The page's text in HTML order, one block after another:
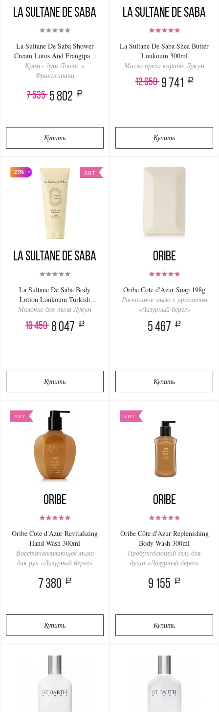
La Sultanе De Saba
La Sultane De Saba Shower
Cream Lotos And Frangipani
Flowers 200ml
Крем - душ Лотос и
Франжипани
7 535 5 802 a
Купить
La Sultanе De Saba
La Sultane De Saba Shea Butter
Loukoum 300ml
Масло ореха карите Лукум
12 650 9 741 a
Купить
23% ХИТ
La Sultanе De Saba
La Sultane De Saba Body
Lotion Loukoum Turkish
Delight 200ml
Молочко для тела Лукум
10 450 8 047 a
Купить
Oribe
Oribe Cote d'Azur Soap 198g
Роскошное мыло с ароматом
«Лазурный берег»
5 467 a
Купить
ХИТ
Oribe
Oribe Cote d'Azur Revitalizing
Hand Wash 300ml
Восстанавливающее мыло
для рук «Лазурный берег»
7 380 a
Купить
ХИТ
Oribe
Oribe Côte d'Azur Replenishing
Body Wash 300ml
Пробуждающий гель для
душа «Лазурный берег»
9 155 a
Купить